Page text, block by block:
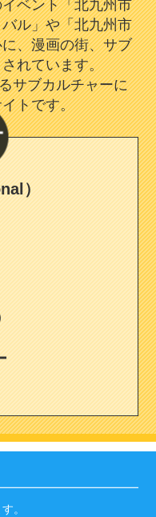
ベント「北九州市
ル」や「北九州市
、漫画の街、サブ
れています。
サブカルチャーに
トです。
）
。